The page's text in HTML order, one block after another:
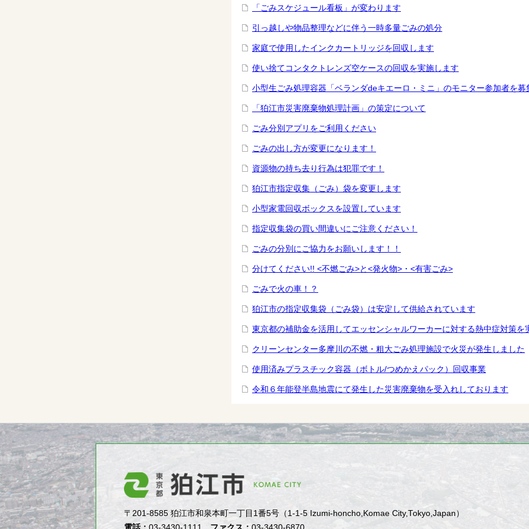
「ごみスケジュール看板」が変わります
引っ越しや物品整理などに伴う一時多量ごみの処分
家庭で使用したインクカートリッジを回収します
使い捨てコンタクトレンズ空ケースの回収を実施します
小型生ごみ処理容器「ベランダdeキエーロ・ミニ」のモニター参加者を募
「狛江市災害廃棄物処理計画」の策定について
ごみ分別アプリをご利用ください
ごみの出し方が変更になります！
資源物の持ち去り行為は犯罪です！
狛江市指定収集（ごみ）袋を変更します
小型家電回収ボックスを設置しています
指定収集袋の買い間違いにご注意ください！
ごみの分別にご協力をお願いします！！
分けてください!! <不燃ごみ>と<発火物>・<有害ごみ>
ごみで火の車！？
狛江市の指定収集袋（ごみ袋）は安定して供給されています
東京都の補助金を活用してエッセンシャルワーカーに対する熱中症対策を
クリーンセンター多摩川の不燃・粗大ごみ処理施設で火災が発生しました
使用済みプラスチック容器（ボトル/つめかえパック）回収事業
令和６年能登半島地震にて発生した災害廃棄物を受入れしております
〒201-8585 狛江市和泉本町一丁目1番5号（1-1-5 Izumi-honcho,Komae City,Tokyo,Japan）